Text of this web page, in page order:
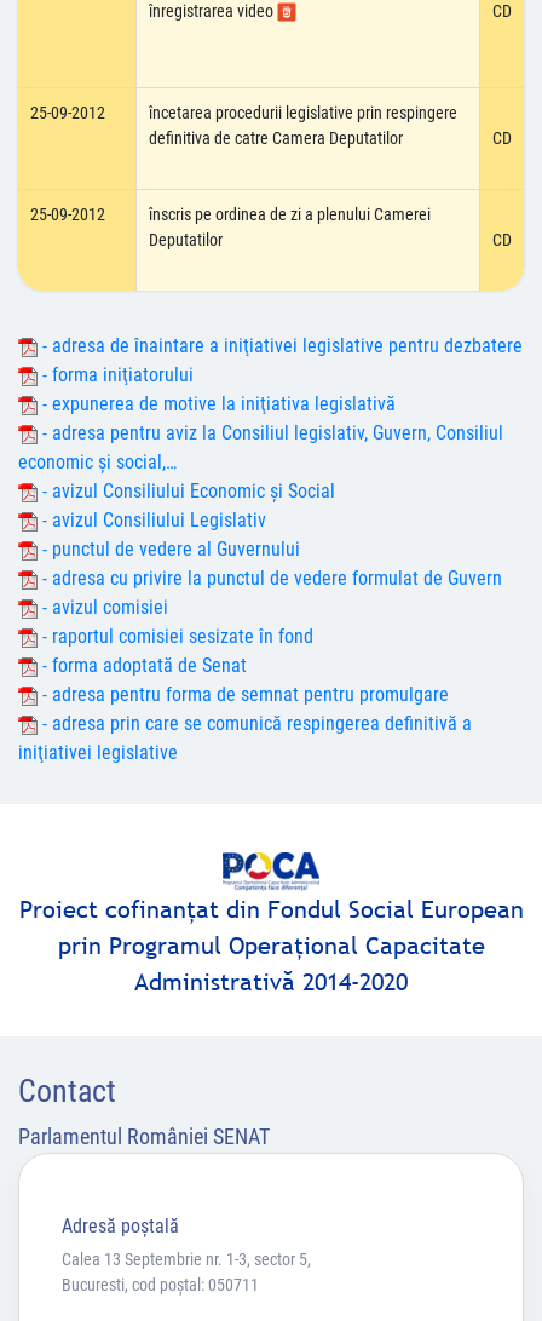
înregistrarea video
CD
25-09-2012
încetarea procedurii legislative prin respingere
definitiva de catre Camera Deputatilor
CD
25-09-2012
înscris pe ordinea de zi a plenului Camerei
Deputatilor
CD
- adresa de înaintare a iniţiativei legislative pentru dezbatere
- forma iniţiatorului
- expunerea de motive la iniţiativa legislativă
- adresa pentru aviz la Consiliul legislativ, Guvern, Consiliul
economic şi social,…
- avizul Consiliului Economic şi Social
- avizul Consiliului Legislativ
- punctul de vedere al Guvernului
- adresa cu privire la punctul de vedere formulat de Guvern
- avizul comisiei
- raportul comisiei sesizate în fond
- forma adoptată de Senat
- adresa pentru forma de semnat pentru promulgare
- adresa prin care se comunică respingerea definitivă a
iniţiativei legislative
Proiect cofinanţat din Fondul Social European
prin Programul Operaţional Capacitate
Administrativă 2014-2020
Contact
Parlamentul României SENAT
Adresă poştală
Calea 13 Septembrie nr. 1-3, sector 5,
Bucuresti, cod poștal: 050711